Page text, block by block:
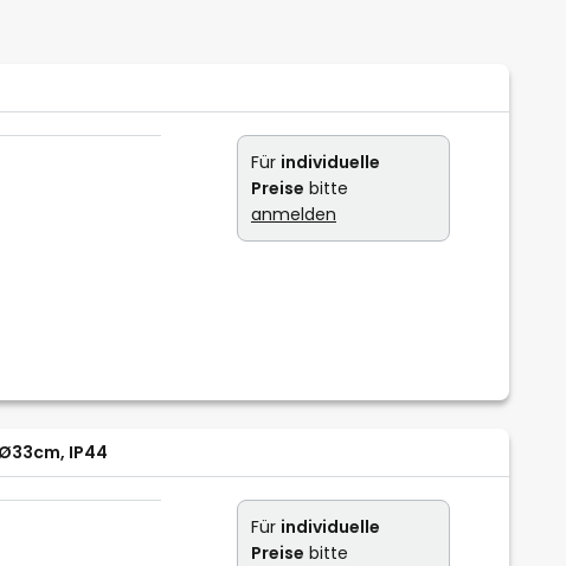
Für individuelle
Preise bitte
anmelden
IP44
Für individuelle
Preise bitte